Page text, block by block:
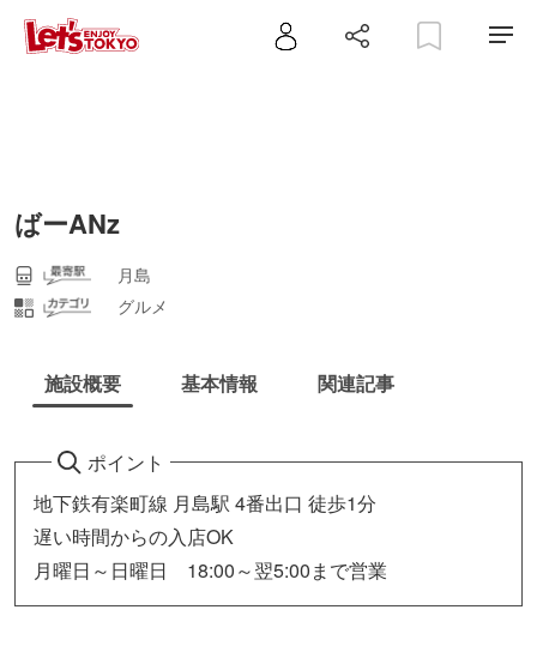
ばーANz
月島
グルメ
施設概要 基本情報 関連記事
ポイント
地下鉄有楽町線 月島駅 4番出口 徒歩1分
遅い時間からの入店OK
月曜日～日曜日 18:00～翌5:00まで営業